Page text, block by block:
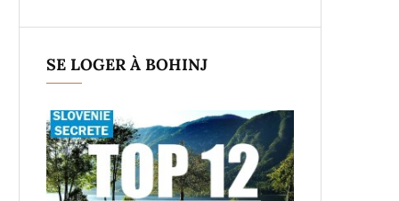
SE LOGER À BOHINJ